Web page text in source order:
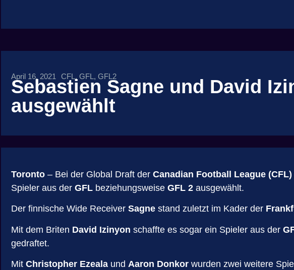
April 16, 2021 CFL , GFL , GFL2
Sebastien Sagne und David
ausgewählt
Toronto – Bei der Global Draft der Canadian Football League (CFL)
Spieler aus der GFL beziehungsweise GFL 2 ausgewählt.
Der finnische Wide Receiver Sagne stand zuletzt im Kader der
Mit dem Briten David Izinyon schaffte es sogar ein Spieler aus der
gedraftet.
Mit Christopher Ezeala und Aaron Donkor wurden zwei weitere